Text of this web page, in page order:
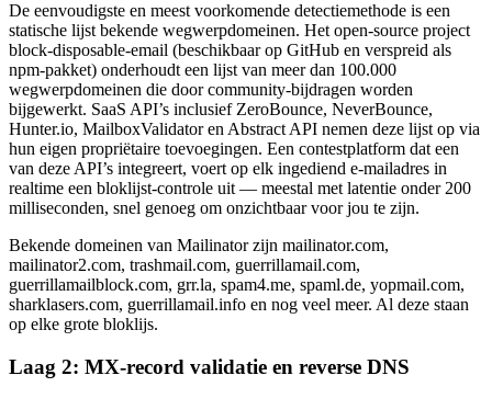
De eenvoudigste en meest voorkomende detectiemethode is een
statische lijst bekende wegwerpdomeinen. Het open-source project
block-disposable-email (beschikbaar op GitHub en verspreid als
npm-pakket) onderhoudt een lijst van meer dan 100.000
wegwerpdomeinen die door community-bijdragen worden
bijgewerkt. SaaS API’s inclusief ZeroBounce, NeverBounce,
Hunter.io, MailboxValidator en Abstract API nemen deze lijst op via
hun eigen propriëtaire toevoegingen. Een contestplatform dat een
van deze API’s integreert, voert op elk ingediend e-mailadres in
realtime een bloklijst-controle uit — meestal met latentie onder 200
milliseconden, snel genoeg om onzichtbaar voor jou te zijn.
Bekende domeinen van Mailinator zijn mailinator.com,
mailinator2.com, trashmail.com, guerrillamail.com,
guerrillamailblock.com, grr.la, spam4.me, spaml.de, yopmail.com,
sharklasers.com, guerrillamail.info en nog veel meer. Al deze staan
op elke grote bloklijs.
Laag 2: MX-record validatie en reverse DNS